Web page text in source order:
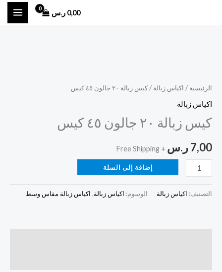
0,00 ر.س
الرئيسية / اكياس زبالة / كيس زبالة ٢٠ جالون ٤٥ كيس
اكياس زبالة
كيس زبالة ٢٠ جالون ٤٥ كيس
7,00ر.س + Free Shipping
زبالة
٢٠
٤٥
إضافة إلى السلة
التصنيف: اكياس زبالة الوسوم: اكياس زبالة, اكياس زبالة مقاس وسط